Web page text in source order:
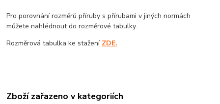
Pro porovnání rozměrů příruby s přírubami v jiných normách
můžete nahlédnout do rozměrové tabulky.
Rozměrová tabulka ke stažení ZDE.
Zboží zařazeno v kategoriích